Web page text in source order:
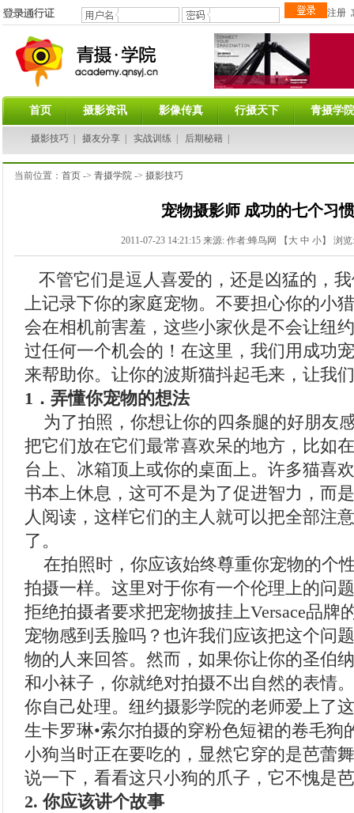
注册
首页 摄影资讯 影像传真 行摄天下 青摄学院
摄影技巧 摄友分享 实战训练 后期秘籍
当前位置： 首页 -> 青摄学院 -> 摄影技巧
宠物摄影师 成功的七个习
2011-07-23 14:21:15 来源: 作者:蜂鸟网 【 大 中 小】 浏览:
不管它们是逗人喜爱的，还是凶猛的，
上记录下你的家庭宠物。不要担心你的小
会在相机前害羞，这些小家伙是不会让纽
过任何一个机会的！在这里，我们用成功
来帮助你。让你的波斯猫抖起毛来，让我
1．弄懂你宠物的想法
为了拍照，你想让你的四条腿的好朋友
把它们放在它们最常喜欢呆的地方，比如
台上、冰箱顶上或你的桌面上。许多猫喜
书本上休息，这可不是为了促进智力，而
人阅读，这样它们的主人就可以把全部注
了。
在拍照时，你应该始终尊重你宠物的个
拍摄一样。这里对于你有一个伦理上的问
拒绝拍摄者要求把宠物披挂上Versace品牌
宠物感到丢脸吗？也许我们应该把这个问
物的人来回答。然而，如果你让你的圣伯
和小袜子，你就绝对拍摄不出自然的表情
你自己处理。纽约摄影学院的老师爱上了
生卡罗琳•索尔拍摄的穿粉色短裙的卷毛狗
小狗当时正在要吃的，显然它穿的是芭蕾
说一下，看看这只小狗的爪子，它不愧是
2. 你应该讲个故事